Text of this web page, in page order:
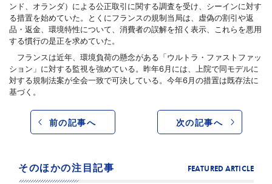
ンド、オランダ）による公正取引に関する調査を受け、シーインに対す
る措置を始めていた。とくにフランスの規制当局は、虚偽の割引や返
品・返金、環境特性について、消費者の誤解を招く表示、これらを悪用
する慣行の是正を求めていた。
フランスは近年、環境負荷の懸念がある「ウルトラ・ファストファッ
ション」に対する監視を強めている。昨年6月には、上院で同モデルに
対する規制法案が全会一致で可決している。今年6月の措置は既存法に
基づく。
前の記事へ 次の記事へ
そのほかの注目記事 FEATURED ARTICLE